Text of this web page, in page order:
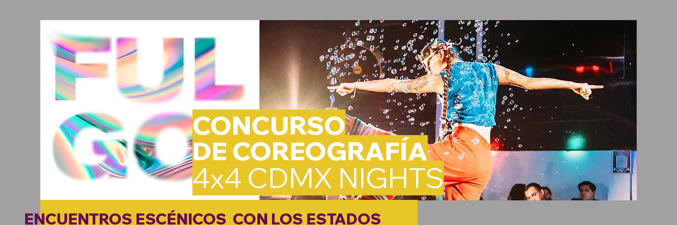
CONCURSO
DE COREOGRAFÍA
4x4 CDMX NIGHTS
ENCUENTROS ESCÉNICOS CON LOS ESTADOS